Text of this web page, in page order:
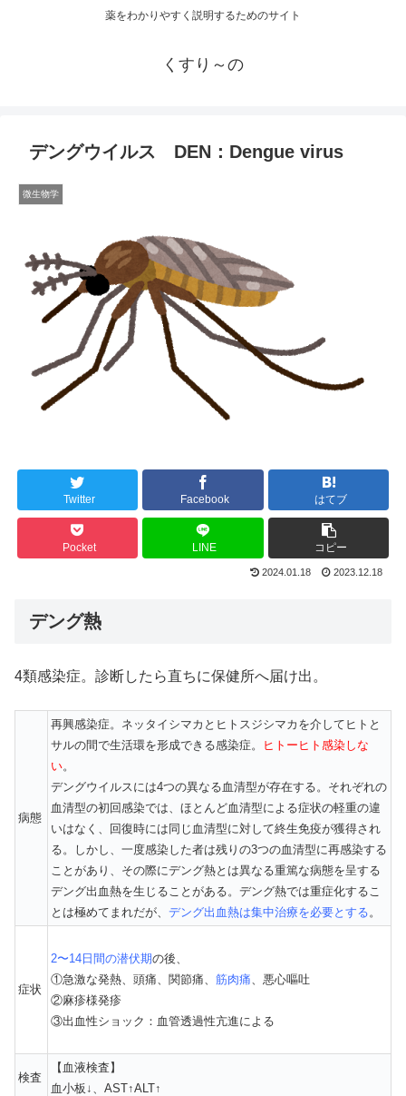
薬をわかりやすく説明するためのサイト
くすり～の
デングウイルス DEN：Dengue virus
微生物学
Twitter Facebook はてブ
Pocket LINE コピー
2024.01.18 2023.12.18
デング熱
4類感染症。診断したら直ちに保健所へ届け出。
病態
再興感染症。ネッタイシマカとヒトスジシマカを介してヒトと
サルの間で生活環を形成できる感染症。
ヒトーヒト感染しな
い。
デングウイルスには4つの異なる血清型が存在する。それぞれの
血清型の初回感染では、ほとんど血清型による症状の軽重の違
いはなく、回復時には同じ血清型に対して終生免疫が獲得され
る。しかし、一度感染した者は残りの3つの血清型に再感染する
ことがあり、その際にデング熱とは異なる重篤な病態を呈する
デング出血熱を生じることがある。デング熱では重症化するこ
とは極めてまれだが、 デング出血熱は集中治療を必要とする 。
症状
2〜14日間の潜伏期の後、
①急激な発熱、頭痛、関節痛、 筋肉痛 、悪心嘔吐
②麻疹様発疹
③出血性ショック：血管透過性亢進による
検査
【血液検査】
血小板↓、AST↑ALT↑